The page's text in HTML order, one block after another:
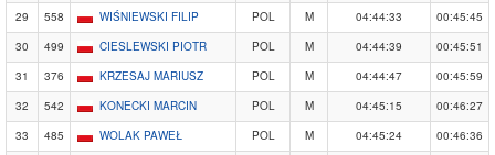
29
558 WIŚNIEWSKI FILIP POL M 04:44:33
00:45:45
30
499 CIESLEWSKI PIOTR POL M 04:44:39
00:45:51
31
376 KRZESAJ MARIUSZ POL M 04:44:47
00:45:59
32
542 KONECKI MARCIN POL M 04:45:15
00:46:27
33
485 WOLAK PAWEŁ POL M 04:45:24
00:46:36